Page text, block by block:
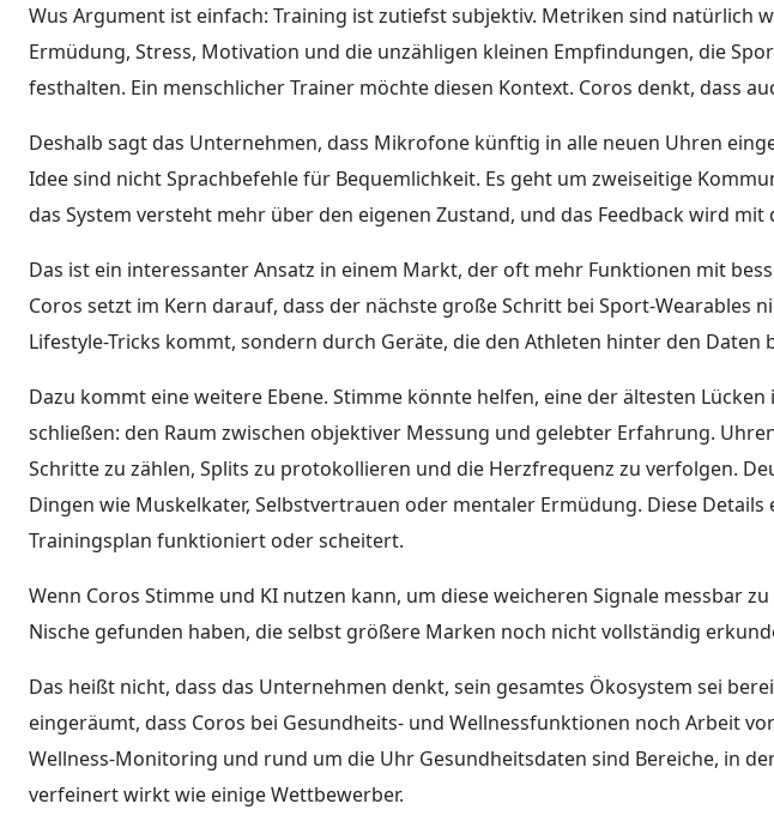
Wus Argument ist einfach: Training ist zutiefst subjektiv. Metriken sind natürlich
Ermüdung, Stress, Motivation und die unzähligen kleinen Empfindungen, die
festhalten. Ein menschlicher Trainer möchte diesen Kontext. Coros denkt, dass
Deshalb sagt das Unternehmen, dass Mikrofone künftig in alle neuen Uhren
Idee sind nicht Sprachbefehle für Bequemlichkeit. Es geht um zweiseitige
das System versteht mehr über den eigenen Zustand, und das Feedback wird mit
Das ist ein interessanter Ansatz in einem Markt, der oft mehr Funktionen mit
Coros setzt im Kern darauf, dass der nächste große Schritt bei Sport-Wearables
Lifestyle-Tricks kommt, sondern durch Geräte, die den Athleten hinter den Daten
Dazu kommt eine weitere Ebene. Stimme könnte helfen, eine der ältesten Lücken
schließen: den Raum zwischen objektiver Messung und gelebter Erfahrung.
Schritte zu zählen, Splits zu protokollieren und die Herzfrequenz zu verfolgen.
Dingen wie Muskelkater, Selbstvertrauen oder mentaler Ermüdung. Diese
Trainingsplan funktioniert oder scheitert.
Wenn Coros Stimme und KI nutzen kann, um diese weicheren Signale messbar
Nische gefunden haben, die selbst größere Marken noch nicht vollständig
Das heißt nicht, dass das Unternehmen denkt, sein gesamtes Ökosystem sei
eingeräumt, dass Coros bei Gesundheits- und Wellnessfunktionen noch Arbeit
Wellness-Monitoring und rund um die Uhr Gesundheitsdaten sind Bereiche, in
verfeinert wirkt wie einige Wettbewerber.